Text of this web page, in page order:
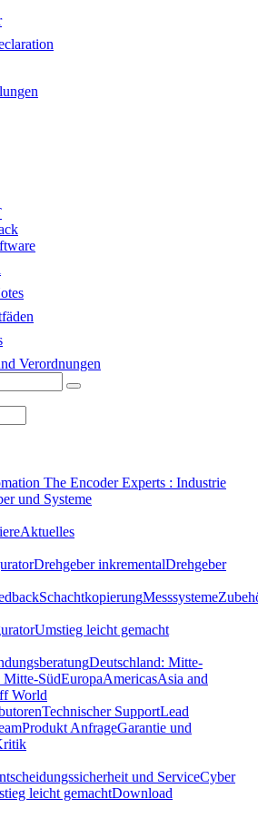
Verordnungen
The Encoder Experts : Industrie
und Systeme
Aktuelles
Drehgeber inkrementalDrehgeber
SchachtkopierungMesssysteme
Umstieg leicht gemacht
Deutschland: Mitte-
Mitte-SüdEuropaAmericasAsia and
World
Technischer SupportLead
Produkt AnfrageGarantie und
und ServiceCyber
leicht gemachtDownload